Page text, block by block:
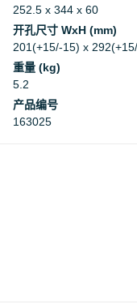
252.5 x 344 x 60
开孔尺寸 WxH (mm)
201(+15/-15) x
重量 (kg)
5.2
产品编号
163025